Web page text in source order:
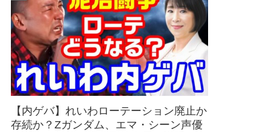
【内ゲバ】れいわローテーション廃止か
存続か？Zガンダム、エマ・シーン声優